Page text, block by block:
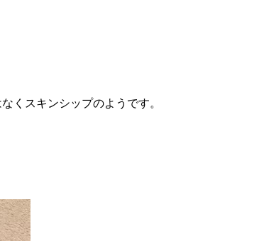
くスキンシップのようです。